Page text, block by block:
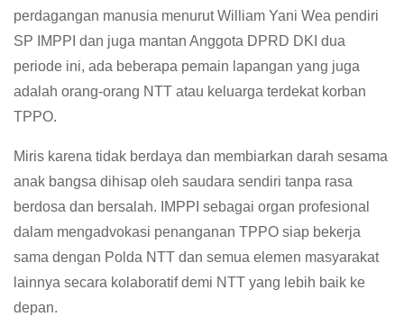
perdagangan manusia menurut William Yani Wea pendiri
SP IMPPI dan juga mantan Anggota DPRD DKI dua
periode ini, ada beberapa pemain lapangan yang juga
adalah orang-orang NTT atau keluarga terdekat korban
TPPO.
Miris karena tidak berdaya dan membiarkan darah sesama
anak bangsa dihisap oleh saudara sendiri tanpa rasa
berdosa dan bersalah. IMPPI sebagai organ profesional
dalam mengadvokasi penanganan TPPO siap bekerja
sama dengan Polda NTT dan semua elemen masyarakat
lainnya secara kolaboratif demi NTT yang lebih baik ke
depan.